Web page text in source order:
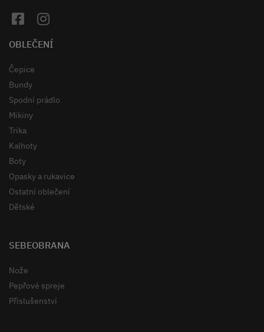
OBLEČENÍ
Čepice
Bundy
Spodní prádlo
Mikiny
Trika
Kalhoty
Boty
Opasky a rukavice
Ostatní oblečení
Dětské
SEBEOBRANA
Nože
Pepřové spreje
Příslušenství